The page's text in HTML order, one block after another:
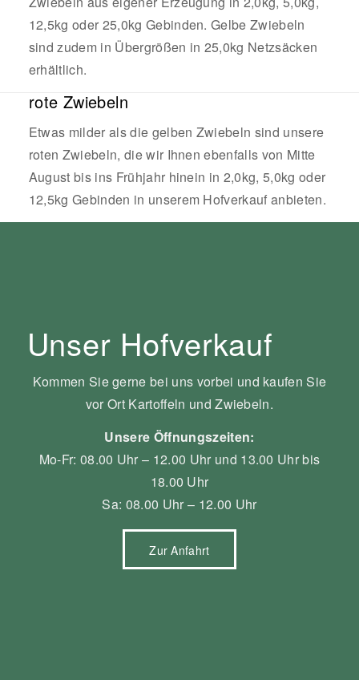
12,5kg oder 25,0kg Gebinden. Gelbe Zwiebeln
sind zudem in Übergrößen in 25,0kg Netzsäcken
erhältlich.
rote Zwiebeln
Etwas milder als die gelben Zwiebeln sind unsere
roten Zwiebeln, die wir Ihnen ebenfalls von Mitte
August bis ins Frühjahr hinein in 2,0kg, 5,0kg oder
12,5kg Gebinden in unserem Hofverkauf anbieten.
Unser Hofverkauf
Kommen Sie gerne bei uns vorbei und kaufen Sie
vor Ort Kartoffeln und Zwiebeln.
Unsere Öffnungszeiten:
Mo-Fr: 08.00 Uhr – 12.00 Uhr und 13.00 Uhr bis
18.00 Uhr
Sa: 08.00 Uhr – 12.00 Uhr
Zur Anfahrt